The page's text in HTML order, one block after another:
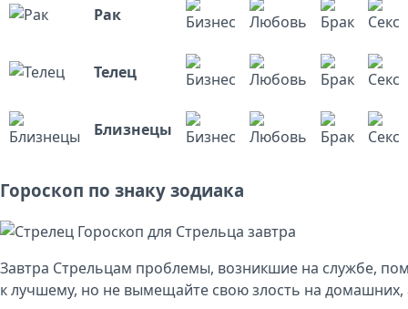
Рак
Телец
Близнецы
Гороскоп по знаку зодиака
Гороскоп для Стрельца завтра
Завтра Стрельцам проблемы, возникшие на службе,
к лучшему, но не вымещайте свою злость на домашних,